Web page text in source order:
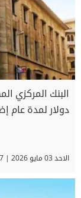
البنك المركزي
دولار لمدة عام
الاحد 03 مايو 2026 | 04:17 مساءً